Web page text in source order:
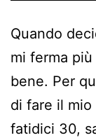
Quando
mi ferma
bene. Per
di fare il mio
fatidici 30,